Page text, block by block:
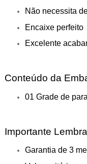
Não necessita
Encaixe perfeito
Excelente
Conteúdo da
01 Grade de
Importante
Garantia de 3